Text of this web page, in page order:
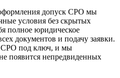
допуск СРО мы
условия без скрытых
полное юридическое
документов и подачу заявки.
СРО под ключ, и мы
появится непредвиденных